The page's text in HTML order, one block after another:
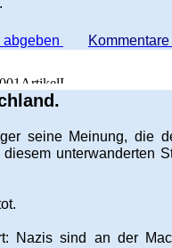
abgeben
seine Meinung, die
unterwanderten
Nazis sind an der